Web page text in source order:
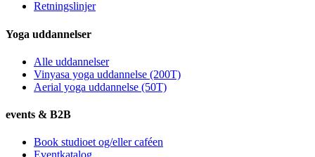
Retningslinjer
Yoga uddannelser
Alle uddannelser
Vinyasa yoga uddannelse (200T)
Aerial yoga uddannelse (50T)
events & B2B
Book studioet og/eller caféen